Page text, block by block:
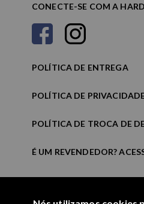
CONECTE-SE COM A
POLÍTICA DE ENTREGA
POLÍTICA DE
POLÍTICA DE TROCA DE
É UM REVENDEDOR?